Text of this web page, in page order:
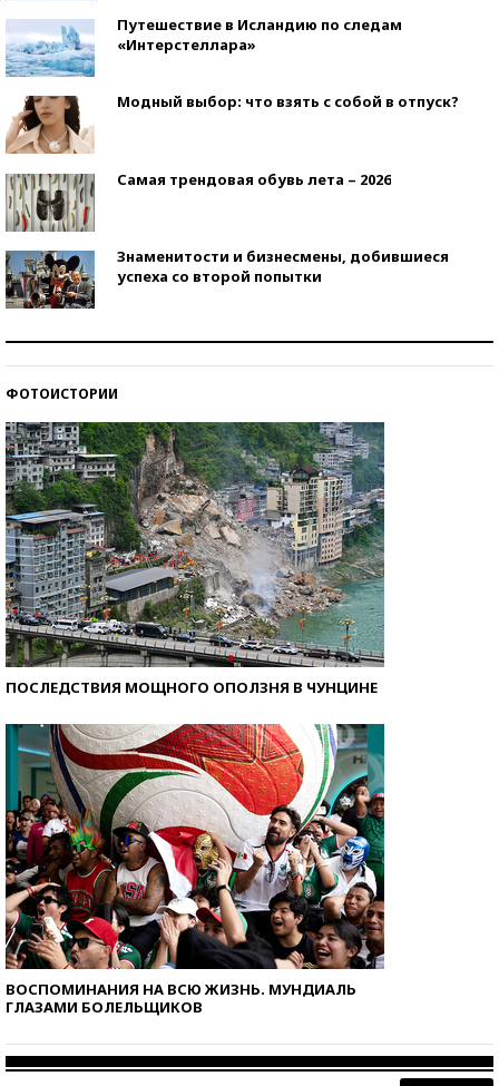
Путешествие в Исландию по следам
«Интерстеллара»
Модный выбор: что взять с собой в отпуск?
Самая трендовая обувь лета – 2026
Знаменитости и бизнесмены, добившиеся
успеха со второй попытки
ФОТОИСТОРИИ
ПОСЛЕДСТВИЯ МОЩНОГО ОПОЛЗНЯ В ЧУНЦИНЕ
ВОСПОМИНАНИЯ НА ВСЮ ЖИЗНЬ. МУНДИАЛЬ
ГЛАЗАМИ БОЛЕЛЬЩИКОВ